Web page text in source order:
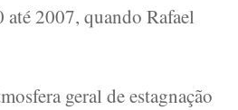
2007, quando Rafael
geral de estagnação